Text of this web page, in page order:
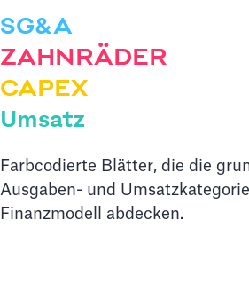
SG&A
ZAHNRÄDER
CAPEX
Umsatz
Farbcodierte Blätter, die die
Ausgaben- und
Finanzmodell abdecken.